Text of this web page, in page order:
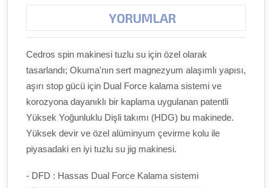
YORUMLAR
Cedros spin makinesi tuzlu su için özel olarak
tasarlandı; Okuma'nın sert magnezyum alaşımlı yapısı,
aşırı stop gücü için Dual Force kalama sistemi ve
korozyona dayanıklı bir kaplama uygulanan patentli
Yüksek Yoğunluklu Dişli takımı (HDG) bu makinede.
Yüksek devir ve özel alüminyum çevirme kolu ile
piyasadaki en iyi tuzlu su jig makinesi.
- DFD : Hassas Dual Force Kalama sistemi